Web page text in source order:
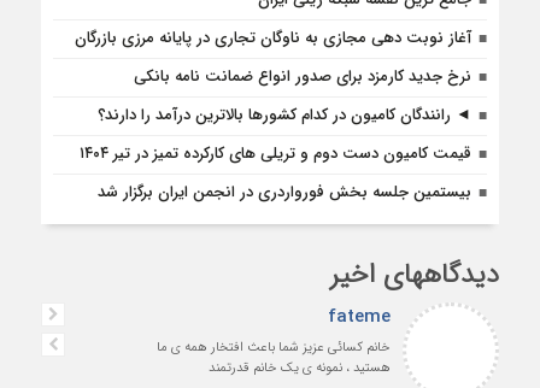
آغاز نوبت دهی مجازی به ناوگان تجاری در پایانه مرزی بازرگان
نرخ جدید کارمزد برای صدور انواع ضمانت نامه بانکی
◄ رانندگان کامیون در کدام کشورها بالاترین درآمد را دارند؟
قیمت کامیون دست دوم و تریلی‌ های کارکرده تمیز در تیر ۱۴۰۴
بیستمین جلسه بخش فورواردری در انجمن ایران برگزار شد
دیدگاههای اخیر
fateme
خانم کسائی عزیز شما باعث افتخار همه ی ما
هستید ، نمونه ی یک خانم قدرتمند